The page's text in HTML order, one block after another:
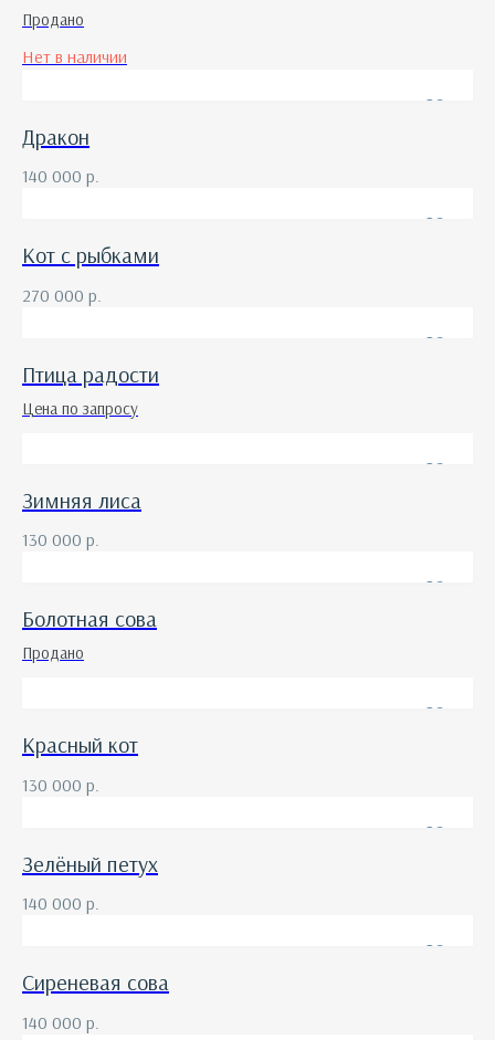
Продано
Нет в наличии
Дракон
140 000 р.
Кот с рыбками
270 000 р.
Птица радости
Цена по запросу
Зимняя лиса
130 000 р.
Болотная сова
Продано
Красный кот
130 000 р.
Зелёный петух
140 000 р.
Сиреневая сова
140 000 р.